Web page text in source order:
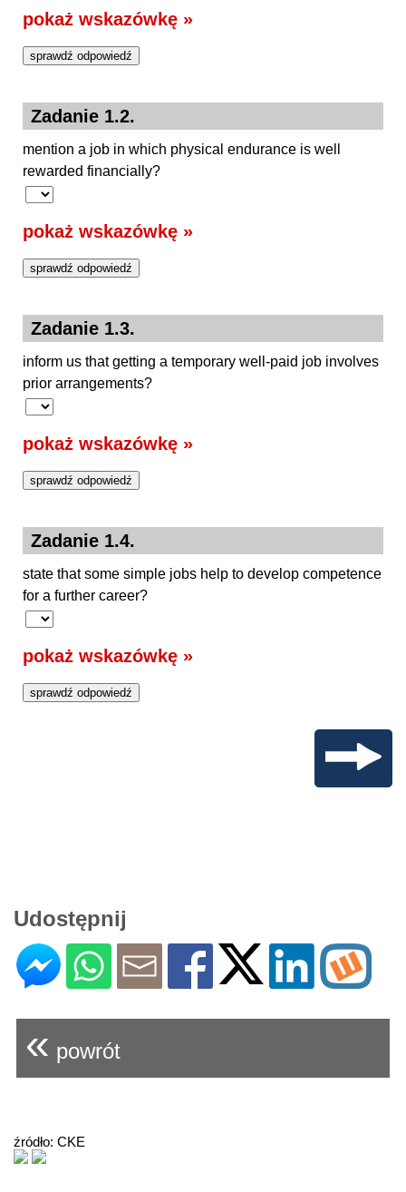
pokaż wskazówkę »
Zadanie 1.2.
mention a job in which physical endurance is well
rewarded financially?
pokaż wskazówkę »
Zadanie 1.3.
inform us that getting a temporary well-paid job involves
prior arrangements?
pokaż wskazówkę »
Zadanie 1.4.
state that some simple jobs help to develop competence
for a further career?
pokaż wskazówkę »
Udostępnij
« powrót
źródło: CKE